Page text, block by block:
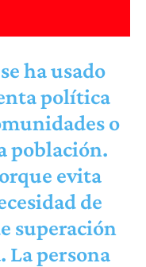
ha usado
política
o
población.
evita
de
superación
La persona